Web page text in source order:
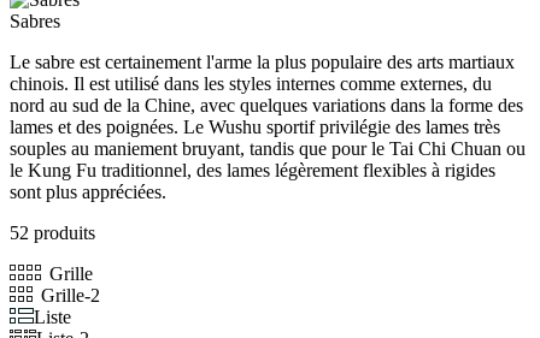
Sabres
Le sabre est certainement l'arme la plus populaire des arts martiaux
chinois. Il est utilisé dans les styles internes comme externes, du
nord au sud de la Chine, avec quelques variations dans la forme des
lames et des poignées. Le Wushu sportif privilégie des lames très
souples au maniement bruyant, tandis que pour le Tai Chi Chuan ou
le Kung Fu traditionnel, des lames légèrement flexibles à rigides
sont plus appréciées.
52 produits
Grille
Grille-2
Liste